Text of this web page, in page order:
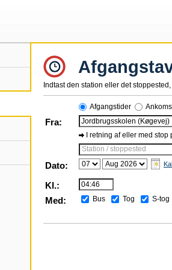
Indtast den station eller det
Afgangstider
Fra:
I retning af eller med stop
Station / stoppested
Dato:
Kl.:
Med:
Bus Tog S-tog